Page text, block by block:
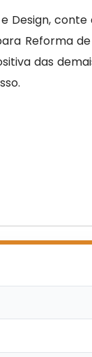
Design, conte
Reforma de
das